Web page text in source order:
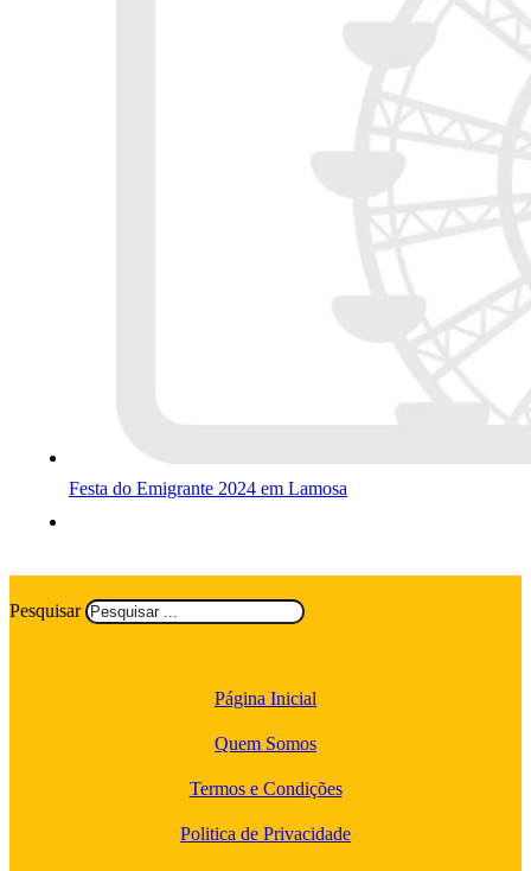
Festa do Emigrante 2024 em Lamosa
Pesquisar
Página Inicial
Quem Somos
Termos e Condições
Politica de Privacidade